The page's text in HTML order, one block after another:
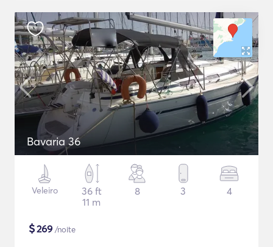
Bavaria 36
Veleiro
36 ft
11 m
8 3 4
$269 /noite